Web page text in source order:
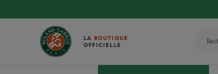
LA BOUTIQUE
OFFICIELLE